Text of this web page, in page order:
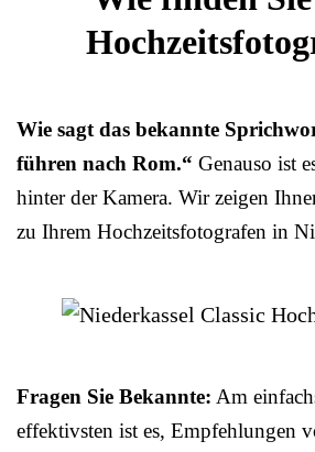
Wie sagt das bekannte
führen nach Rom.“ Genauso ist
hinter der Kamera. Wir zeigen
zu Ihrem Hochzeitsfotografen in
Fragen Sie Bekannte: Am
effektivsten ist es, Empfehlungen